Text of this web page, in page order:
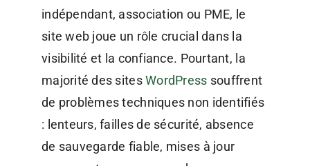
indépendant, association ou PME, le
site web joue un rôle crucial dans la
visibilité et la confiance. Pourtant, la
majorité des sitesWordPress souffrent
de problèmes techniques non identifiés
: lenteurs, failles de sécurité, absence
de sauvegarde fiable, mises à jour